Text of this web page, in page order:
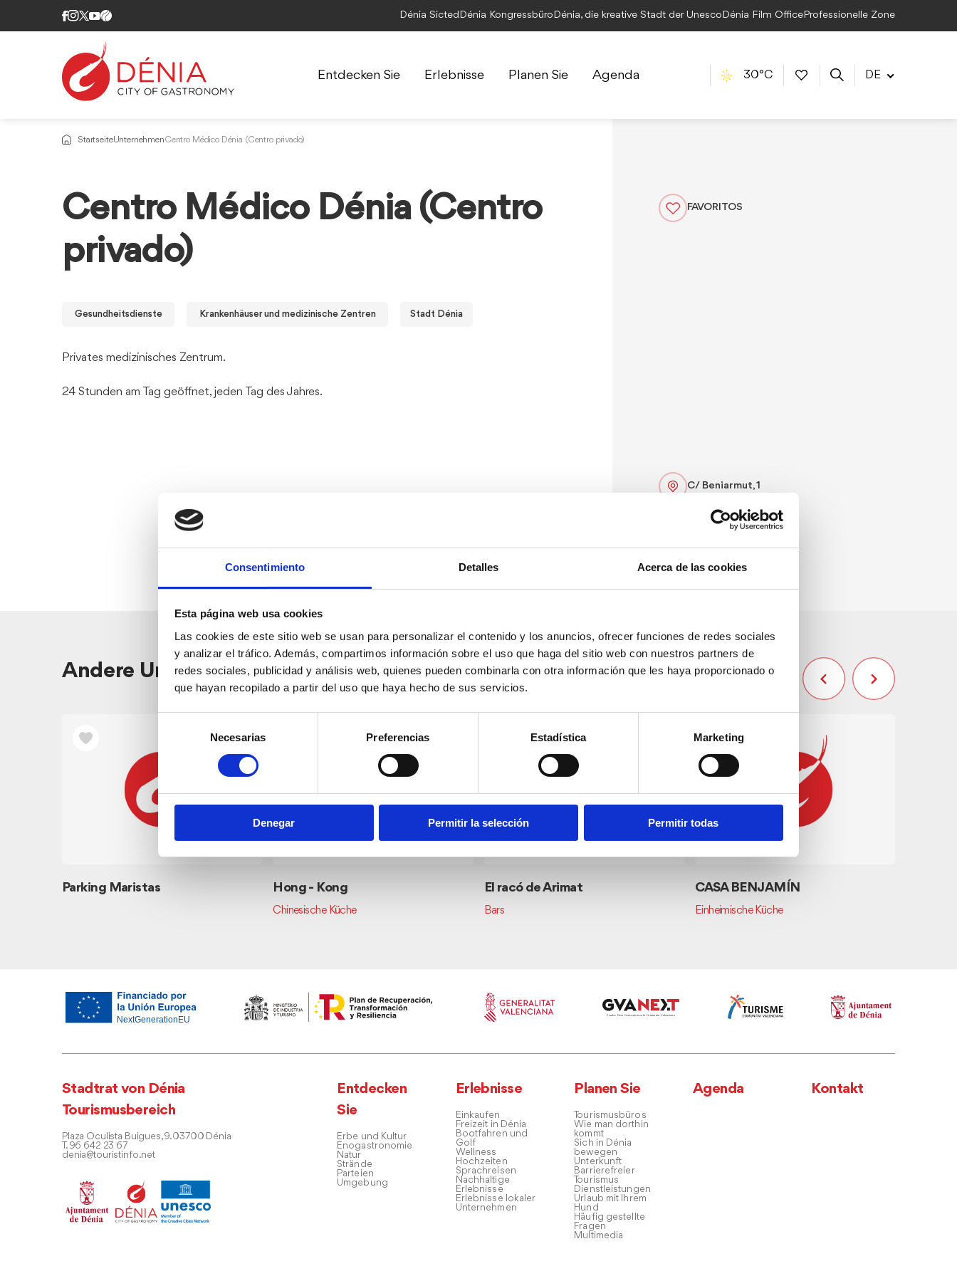
Consentimiento Detalles Acerca de las cookies
Esta página web usa cookies
Las cookies de este sitio web se usan para personalizar el contenido y los anuncios, ofrecer funciones de redes sociales
y analizar el tráfico. Además, compartimos información sobre el uso que haga del sitio web con nuestros partners de
redes sociales, publicidad y análisis web, quienes pueden combinarla con otra información que les haya proporcionado o
que hayan recopilado a partir del uso que haya hecho de sus servicios.
consentimiento
Necesarias Preferencias Estadística Marketing
Denegar Permitir la selección Permitir todas
Dénia Sicted Dénia Kongressbüro Dénia, die kreative Stadt der Unesco Dénia Film OfficeProfessionelle Zone
Entdecken Sie Erlebnisse Planen Sie Agenda 30°C DE
StartseiteUnternehmenCentro Médico Dénia (Centro privado)
Centro Médico Dénia (Centro
privado)
Gesundheitsdienste Krankenhäuser und medizinische Zentren Stadt Dénia
Privates medizinisches Zentrum.
24 Stunden am Tag geöffnet, jeden Tag des Jahres.
FAVORITOS
C/ Beniarmut, 1
96 643 53 22
Andere Unternehmen in der Nähe
Parking Maristas Hong - Kong
Chinesische Küche
El racó de Arimat
Bars
CASA BENJAMÍN
Einheimische Küche
Stadtrat von Dénia
Tourismusbereich
Plaza Oculista Buigues, 9. 03700 Dénia
T. 96 642 23 67
denia@touristinfo.net
Entdecken
Sie
Erbe und Kultur
Enogastronomie
Natur
Strände
Parteien
Umgebung
Erlebnisse
Einkaufen
Freizeit in Dénia
Bootfahren und
Golf
Wellness
Hochzeiten
Sprachreisen
Nachhaltige
Erlebnisse
Erlebnisse lokaler
Unternehmen
Planen Sie
Tourismusbüros
Wie man dorthin
kommt
Sich in Dénia
bewegen
Unterkunft
Barrierefreier
Tourismus
Dienstleistungen
Urlaub mit Ihrem
Hund
Häufig gestellte
Fragen
Multimedia
Agenda Kontakt